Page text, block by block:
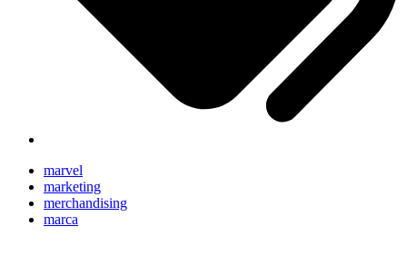
marvel
marketing
merchandising
marca